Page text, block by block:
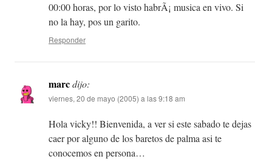
00:00 horas, por lo visto habrÃ¡ musica en vivo. Si
no la hay, pos un garito.
Responder
marcdijo:
viernes, 20 de mayo (2005) a las 9:18 am
Hola vicky!! Bienvenida, a ver si este sabado te dejas
caer por alguno de los baretos de palma asi te
conocemos en persona…